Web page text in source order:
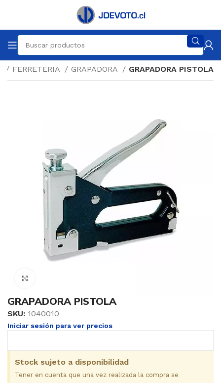
FERRETERIA GRAPADORA GRAPADORA PISTOLA
GRAPADORA PISTOLA
SKU: 1040010
Iniciar sesión para ver precios
Stock sujeto a disponibilidad
Tener en cuenta que una vez realizada la compra se